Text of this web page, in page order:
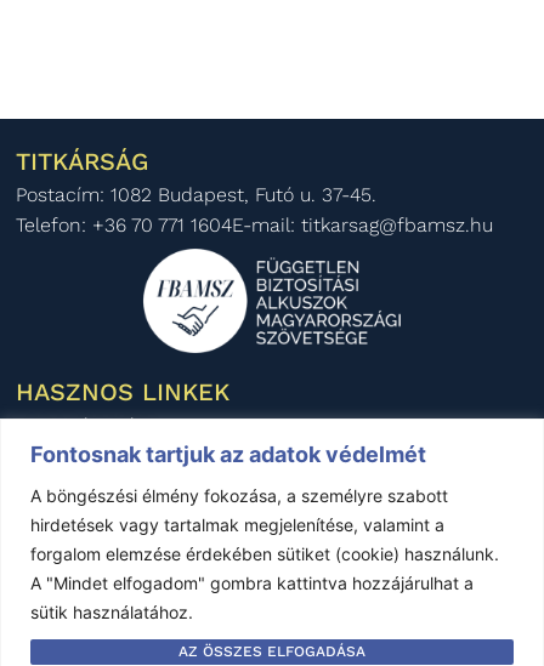
Fontosnak tartjuk az adatok védelmét
A böngészési élmény fokozása, a személyre szabott
hirdetések vagy tartalmak megjelenítése, valamint a
forgalom elemzése érdekében sütiket (cookie) használunk.
A "Mindet elfogadom" gombra kattintva hozzájárulhat a
sütik használatához.
AZ ÖSSZES ELFOGADÁSA
TITKÁRSÁG
Postacím: 1082 Budapest, Futó u. 37-45.
Telefon: +36 70 771 1604E-mail: titkarsag@fbamsz.hu
HASZNOS LINKEK
MNB Felügyelet
Pénzügyi Fogyasztóvédelmi Központ
Pénzügyi Békéltető Testület
Magyar Biztosítók Szövetsége
BIPAR
AIDA Magyar Nemzeti Szekció
KÖZÉRDEKŰ ADATOK